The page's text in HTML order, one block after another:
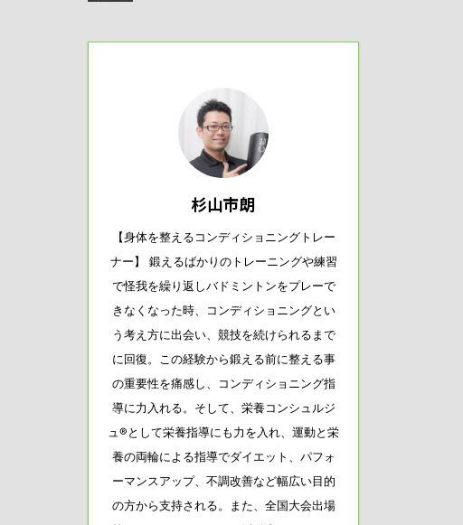
杉山市朗
【身体を整えるコンディショニングトレー
ナー】 鍛えるばかりのトレーニングや練習
で怪我を繰り返しバドミントンをプレーで
きなくなった時、コンディショニングとい
う考え方に出会い、競技を続けられるまで
に回復。この経験から鍛える前に整える事
の重要性を痛感し、コンディショニング指
導に力入れる。そして、栄養コンシュルジ
ュ®として栄養指導にも力を入れ、運動と栄
養の両輪による指導でダイエット、パフォ
ーマンスアップ、不調改善など幅広い目的
の方から支持される。また、全国大会出場